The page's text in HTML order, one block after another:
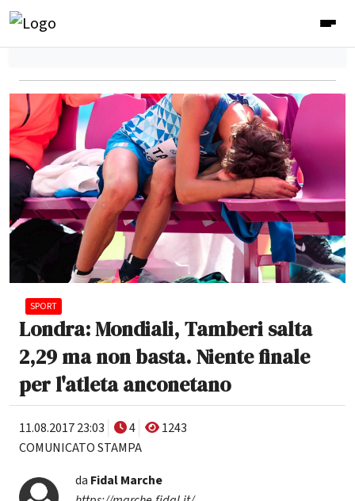
SPORT
Londra: Mondiali, Tamberi salta
2,29 ma non basta. Niente finale
per l'atleta anconetano
11.08.2017 23:03 4
1243
COMUNICATO STAMPA
da Fidal Marche